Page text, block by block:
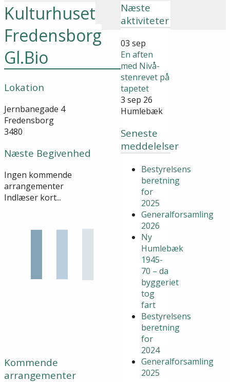
Næste
aktiviteter
03 sep
En aften
med Nivå-
stenrevet på
tapetet
3 sep 26
Humlebæk
Seneste
meddelelser
Bestyrelsens
beretning
for
2025
Generalforsamling
2026
Ny
Humlebæk
1945-
70 – da
byggeriet
tog
fart
Bestyrelsens
beretning
for
2024
Generalforsamling
2025
Kulturhuset
Fredensborg
Gl.Bio
Lokation
Jernbanegade 4
Fredensborg
3480
Næste Begivenhed
Ingen kommende
arrangementer
Indlæser kort...
Kommende
arrangementer